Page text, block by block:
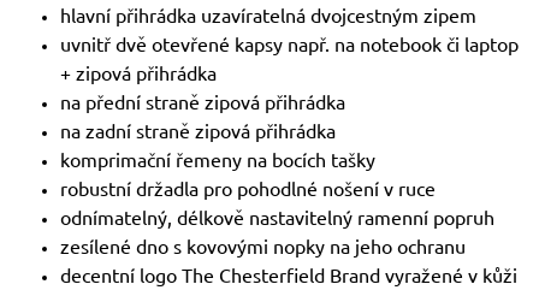
hlavní přihrádka uzavíratelná dvojcestným zipem
uvnitř dvě otevřené kapsy např. na notebook či laptop
+ zipová přihrádka
na přední straně zipová přihrádka
na zadní straně zipová přihrádka
komprimační řemeny na bocích tašky
robustní držadla pro pohodlné nošení v ruce
odnímatelný, délkově nastavitelný ramenní popruh
zesílené dno s kovovými nopky na jeho ochranu
decentní logo The Chesterfield Brand vyražené v kůži